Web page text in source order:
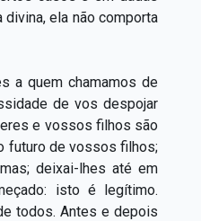
ela não comporta
a quem chamamos de
de vos despojar
e vossos filhos são
futuro de vossos filhos;
deixai-lhes até em
isto é legítimo.
todos. Antes e depois